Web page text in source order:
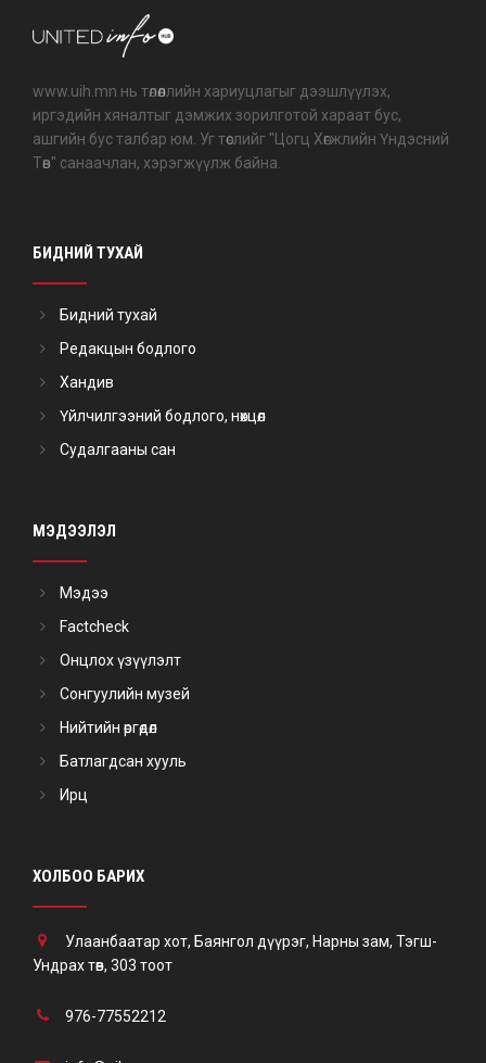
www.uih.mn нь төлөөллийн хариуцлагыг дээшлүүлэх,
иргэдийн хяналтыг дэмжих зорилготой хараат бус,
ашгийн бус талбар юм. Уг төслийг "Цогц Хөгжлийн Үндэсний
Төв" санаачлан, хэрэгжүүлж байна.
БИДНИЙ ТУХАЙ
Бидний тухай
Редакцын бодлого
Хандив
Үйлчилгээний бодлого, нөхцөл
Судалгааны сан
МЭДЭЭЛЭЛ
Мэдээ
Factcheck
Онцлох үзүүлэлт
Сонгуулийн музей
Нийтийн өргөдөл
Батлагдсан хууль
Ирц
ХОЛБОО БАРИХ
Улаанбаатар хот, Баянгол дүүрэг, Нарны зам, Тэгш-
Ундрах төв, 303 тоот
976-77552212